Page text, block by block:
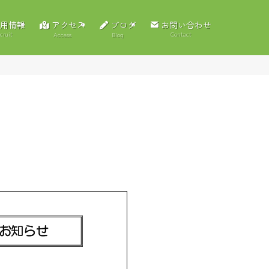
情報 アクセス
Access
ブログ
Blog
お問い合わせ
Contact